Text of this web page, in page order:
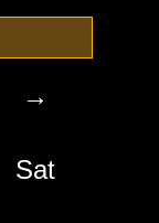
→
Sat